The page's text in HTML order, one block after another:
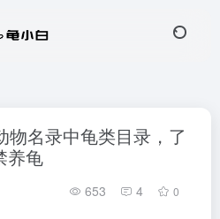
物名录中龟类目录，了
养龟
653 4 0